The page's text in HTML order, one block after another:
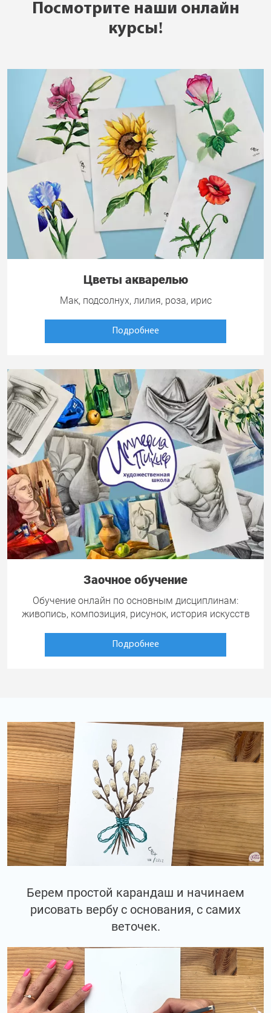
Посмотрите наши онлайн
курсы!
Цветы акварелью
Мак, подсолнух, лилия, роза, ирис
Подробнее
Заочное обучение
Обучение онлайн по основным дисциплинам:
живопись, композиция, рисунок, история искусств
Подробнее
Берем простой карандаш и начинаем
рисовать вербу с основания, с самих
веточек.